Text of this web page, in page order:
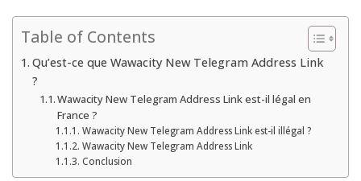
Table of Contents
Qu’est-ce que Wawacity New Telegram Address Link
?
Wawacity New Telegram Address Link est-il légal en
France ?
Wawacity New Telegram Address Link est-il illégal ?
Wawacity New Telegram Address Link
Conclusion